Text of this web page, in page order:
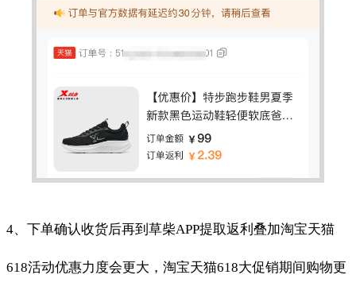
4、下单确认收货后再到草柴APP提取返利叠加淘宝天猫
618活动优惠力度会更大，淘宝天猫618大促销期间购物更